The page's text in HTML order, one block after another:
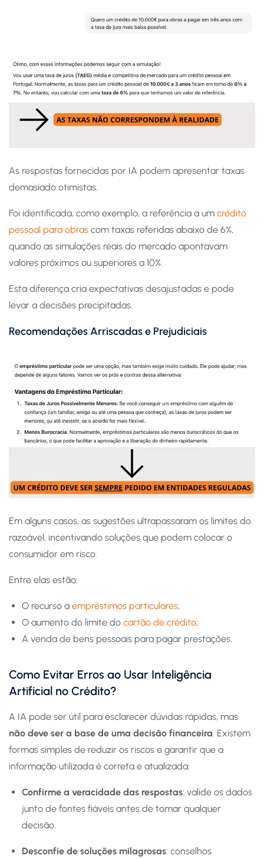
As respostas fornecidas por IA podem apresentar taxas
demasiado otimistas.
Foi identificada, como exemplo, a referência a um crédito
pessoal para obras com taxas referidas abaixo de 6%,
quando as simulações reais do mercado apontavam
valores próximos ou superiores a 10%.
Esta diferença cria expectativas desajustadas e pode
levar a decisões precipitadas.
Recomendações Arriscadas e Prejudiciais
Em alguns casos, as sugestões ultrapassaram os limites do
razoável, incentivando soluções que podem colocar o
consumidor em risco.
Entre elas estão:
O recurso a empréstimos particulares;
O aumento do limite do cartão de crédito;
A venda de bens pessoais para pagar prestações.
Como Evitar Erros ao Usar Inteligência
Artificial no Crédito?
A IA pode ser útil para esclarecer dúvidas rápidas, mas
não deve ser a base de uma decisão financeira. Existem
formas simples de reduzir os riscos e garantir que a
informação utilizada é correta e atualizada:
Confirme a veracidade das respostas: valide os dados
junto de fontes fiáveis antes de tomar qualquer
decisão.
Desconfie de soluções milagrosas: conselhos